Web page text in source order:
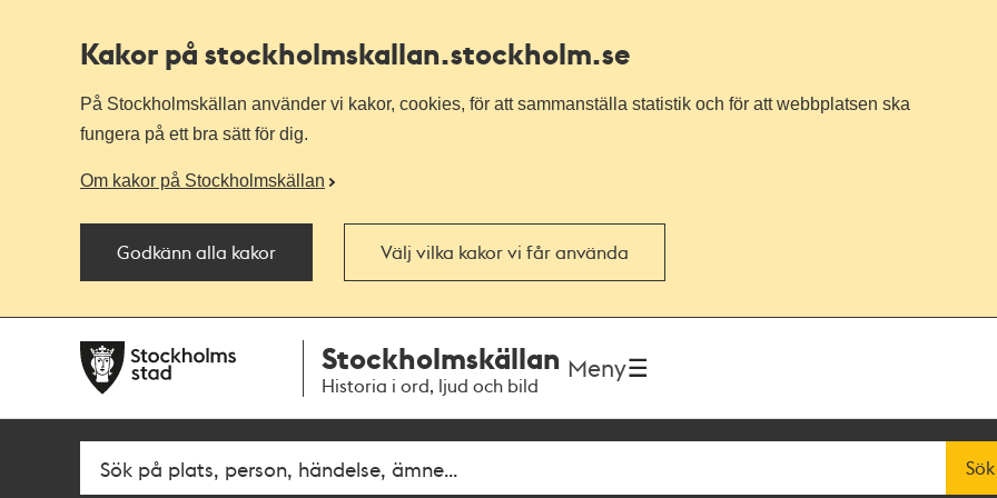
Kakor på stockholmskallan.stockholm.se
På Stockholmskällan använder vi kakor, cookies, för att sammanställa statistik och för att webbplatsen ska
fungera på ett bra sätt för dig.
Om kakor på Stockholmskällan
Godkänn alla kakor Välj vilka kakor vi får använda
navigationen
huvudinnehållet
Stockholmskällan
Historia i ord, ljud och bild
Meny
Fritextsök Sök